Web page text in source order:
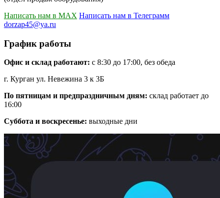
Написать нам в MAX Написать нам в Телеграмм
dorzap45@ya.ru
График работы
Офис и склад работают: с 8:30 до 17:00, без обеда
г. Курган ул. Невежина 3 к 3Б
По пятницам и предпраздничным дням: склад работает до
16:00
Суббота и воскресенье: выходные дни